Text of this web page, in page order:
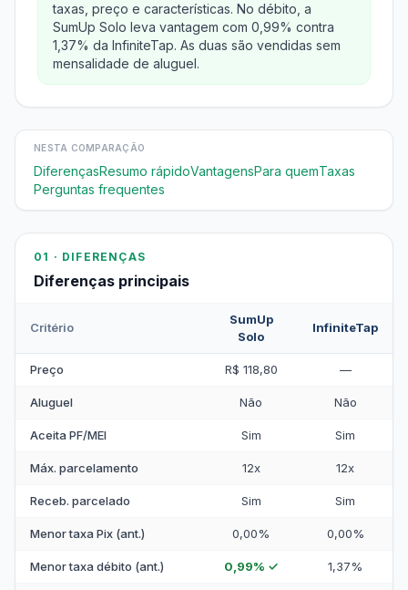
taxas, preço e características. No débito, a
SumUp Solo leva vantagem com 0,99% contra
1,37% da InfiniteTap. As duas são vendidas sem
mensalidade de aluguel.
NESTA COMPARAÇÃO
DiferençasResumo rápidoVantagensPara quemTaxas
Perguntas frequentes
01 · DIFERENÇAS
Diferenças principais
Critério
SumUp
Solo
InfiniteTap
Preço R$ 118,80 —
Aluguel Não Não
Aceita PF/MEI Sim Sim
Máx. parcelamento 12x 12x
Receb. parcelado Sim Sim
Menor taxa Pix (ant.) 0,00% 0,00%
Menor taxa débito (ant.) 0,99% ✓ 1,37%